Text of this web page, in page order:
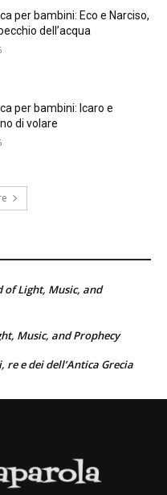
per bambini: Eco e Narciso,
dell’acqua
per bambini: Icaro e
di volare
of Light, Music, and
Music, and Prophecy
e dei dell’Antica Grecia